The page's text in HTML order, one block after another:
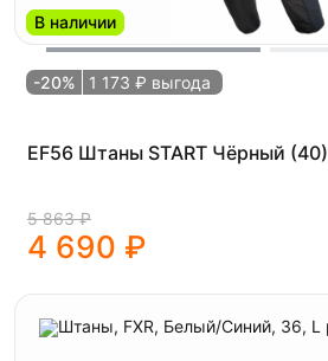
В наличии
-20% 1 173 ₽ выгода
EF56 Штаны START Чёрный (40)
5 863 ₽
4 690 ₽